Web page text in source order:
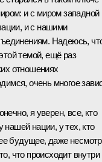
и с миром западной
и с нашими
Надеюсь,
темой, ещё раз
отношениях
очень многое
я уверен, все, кто
нашей нации, у тех, кто
будущее, даже
что происходит внутри